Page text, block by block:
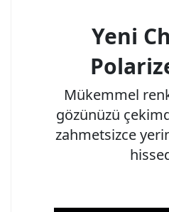
Yeni
Mükemmel
gözünüzü
zahmetsizce